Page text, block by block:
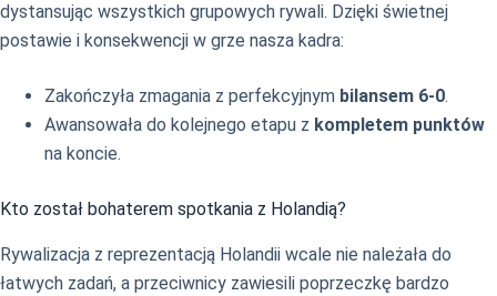
dystansując wszystkich grupowych rywali. Dzięki świetnej
postawie i konsekwencji w grze nasza kadra:
Zakończyła zmagania z perfekcyjnym bilansem 6-0.
Awansowała do kolejnego etapu z kompletem punktów
na koncie.
Kto został bohaterem spotkania z Holandią?
Rywalizacja z reprezentacją Holandii wcale nie należała do
łatwych zadań, a przeciwnicy zawiesili poprzeczkę bardzo